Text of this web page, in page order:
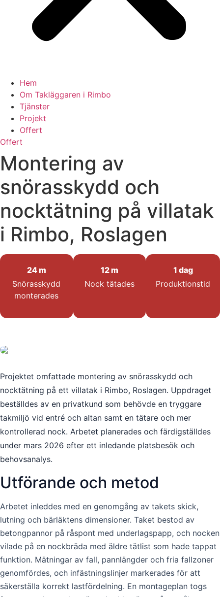
Hem
Om Takläggaren i Rimbo
Tjänster
Projekt
Offert
Offert
Montering av
snörasskydd och
nocktätning på villatak
i Rimbo, Roslagen
24 m
Snörasskydd
monterades
12 m
Nock tätades
1 dag
Produktionstid
Projektet omfattade montering av snörasskydd och
nocktätning på ett villatak i Rimbo, Roslagen. Uppdraget
beställdes av en privatkund som behövde en tryggare
takmiljö vid entré och altan samt en tätare och mer
kontrollerad nock. Arbetet planerades och färdigställdes
under mars 2026 efter ett inledande platsbesök och
behovsanalys.
Utförande och metod
Arbetet inleddes med en genomgång av takets skick,
lutning och bärläktens dimensioner. Taket bestod av
betongpannor på råspont med underlagspapp, och nocken
vilade på en nockbräda med äldre tätlist som hade tappat
funktion. Mätningar av fall, pannlängder och fria fallzoner
genomfördes, och infästningslinjer markerades för att
säkerställa korrekt lastfördelning. En montageplan togs